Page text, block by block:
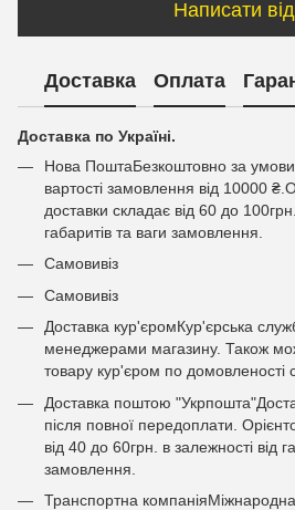
Написати
Доставка Оплата
Доставка по Україні.
Нова ПоштаБезкоштовно за
вартості замовлення від 10000
доставки складає від 60 до
габаритів та ваги замовлення.
Самовивіз
Самовивіз
Доставка кур'єромКур'єрська
менеджерами магазину. Також
товару кур'єром по домовленості
Доставка поштою
після повної передоплати.
від 40 до 60грн. в залежності від
замовлення.
Транспортна